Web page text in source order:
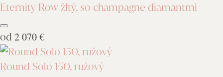
Eternity Row žltý, so champagne diamantmi
od 2 070 €
Round Solo 150, ružový